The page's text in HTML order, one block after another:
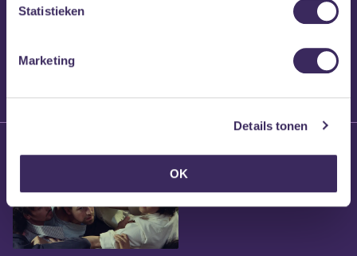
Statistieken
Marketing
Details tonen
OK
Brennt Vanneste
Willem’s Blog: Ão